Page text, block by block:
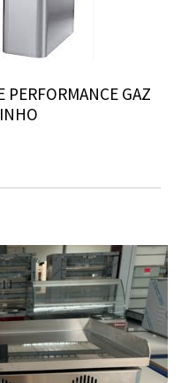
PERFORMANCE GAZ